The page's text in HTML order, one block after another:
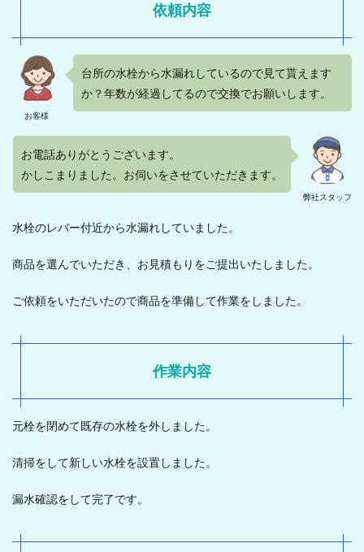
依頼内容
お客様
台所の水栓から水漏れしているので見て貰えます
か？年数が経過してるので交換でお願いします。
弊社スタッフ
お電話ありがとうございます。
かしこまりました。お伺いをさせていただきます。
水栓のレバー付近から水漏れしていました。
商品を選んでいただき、お見積もりをご提出いたしました。
ご依頼をいただいたので商品を準備して作業をしました。
作業内容
元栓を閉めて既存の水栓を外しました。
清掃をして新しい水栓を設置しました。
漏水確認をして完了です。